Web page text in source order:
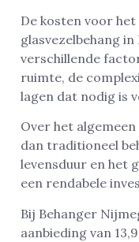
De kosten voor
glasvezelbehang
verschillende
ruimte, de
lagen dat nodig is
Over het
dan traditioneel
levensduur en het
een rendabele
Bij Behanger
aanbieding van